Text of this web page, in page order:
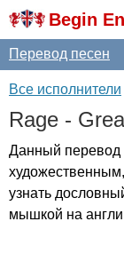
Begin
Перевод песен
Все исполнители
Rage -
Данный перевод
узнать
мышкой на